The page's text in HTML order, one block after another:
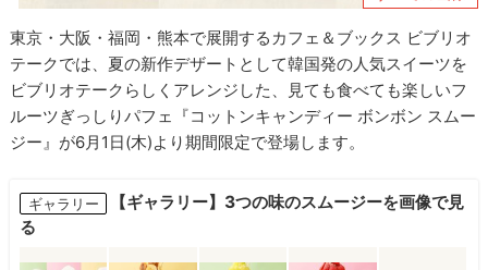
東京・大阪・福岡・熊本で展開するカフェ＆ブックス ビブリオ
テークでは、夏の新作デザートとして韓国発の人気スイーツを
ビブリオテークらしくアレンジした、見ても食べても楽しいフ
ルーツぎっしりパフェ『コットンキャンディー ボンボン スムー
ジー』が6月1日(木)より期間限定で登場します。
ギャラリー
【ギャラリー】3つの味のスムージーを画像で見
る